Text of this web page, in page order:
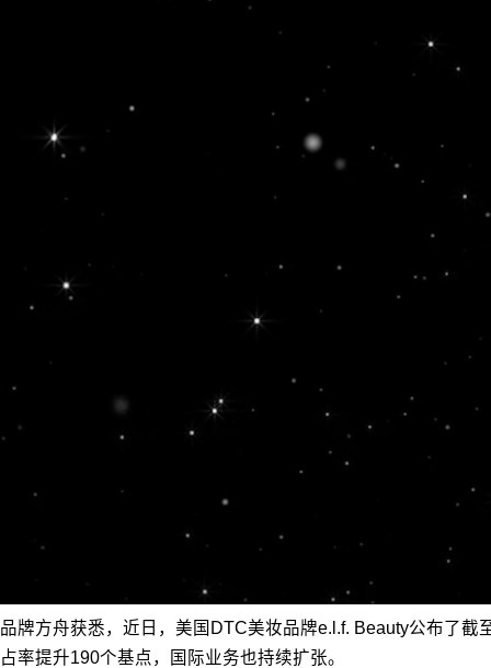
品牌方舟获悉，近日，美国DTC美妆品牌e.l.f. Beauty公布了
占率提升190个基点，国际业务也持续扩张。